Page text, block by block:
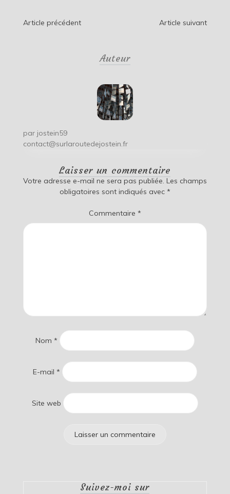
Navigation
Article précédent Article suivant
Auteur
par jostein59
contact@surlaroutedejostein.fr
Laisser un commentaire
Votre adresse e-mail ne sera pas publiée. Les champs
obligatoires sont indiqués avec *
Commentaire *
Nom *
E-mail *
Site web
Suivez-moi sur